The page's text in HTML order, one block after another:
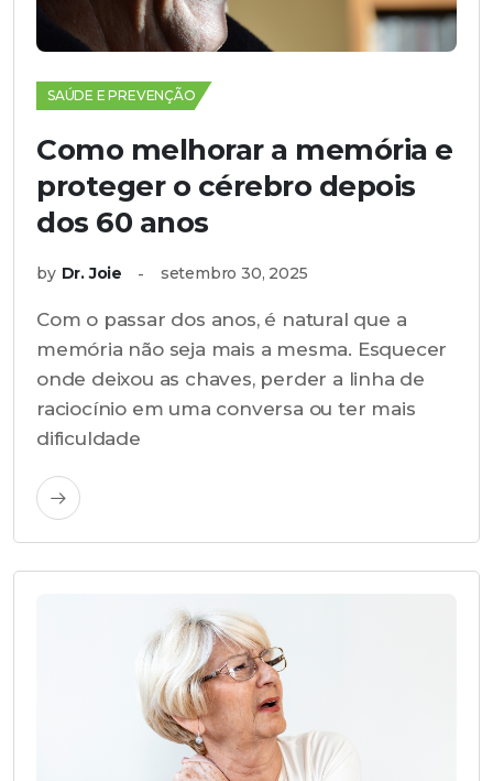
SAÚDE E PREVENÇÃO
Como melhorar a memória e
proteger o cérebro depois
dos 60 anos
by Dr. Joie setembro 30, 2025
Com o passar dos anos, é natural que a
memória não seja mais a mesma. Esquecer
onde deixou as chaves, perder a linha de
raciocínio em uma conversa ou ter mais
dificuldade